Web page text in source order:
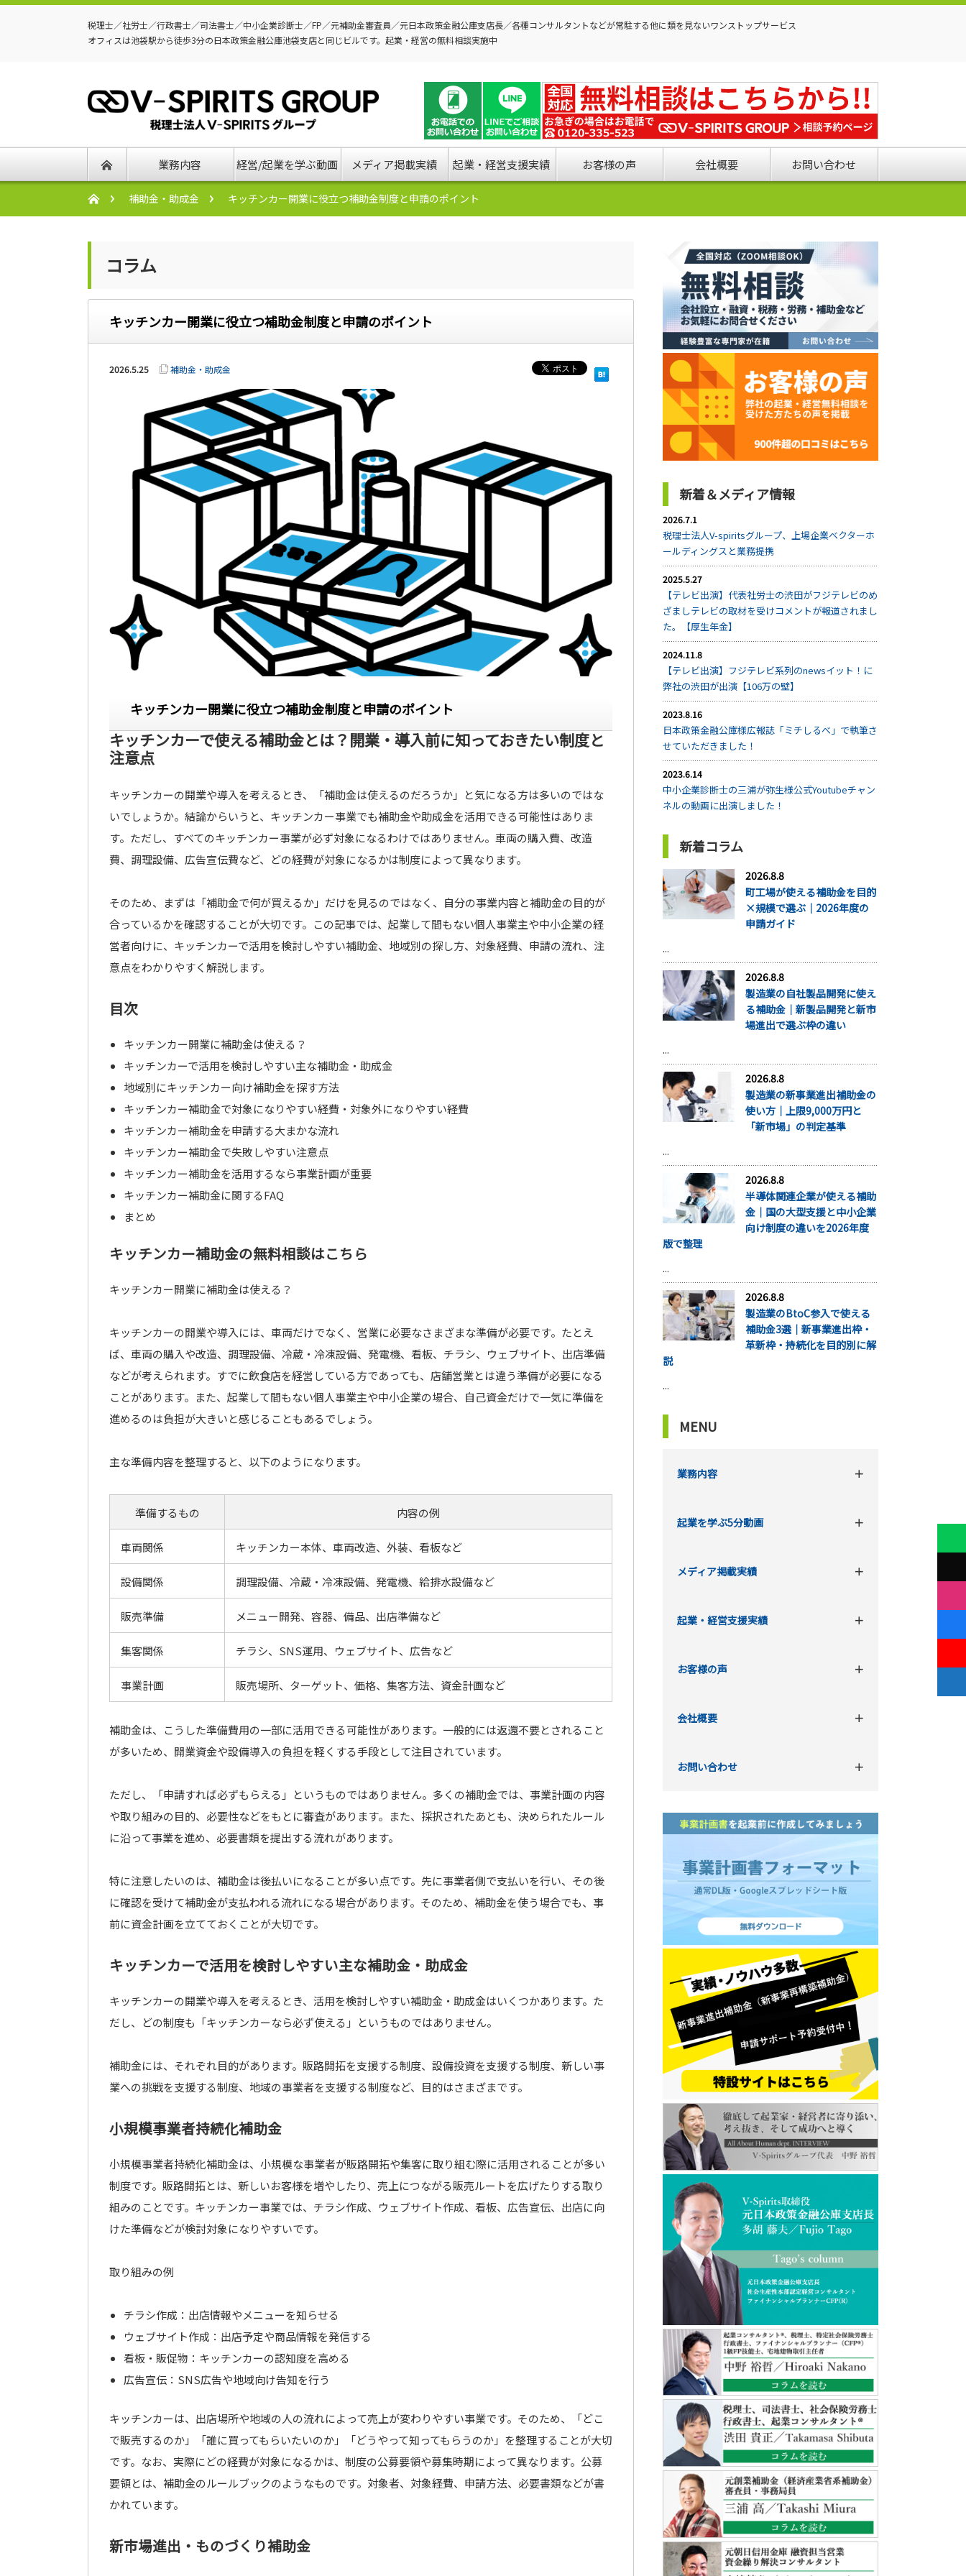
税理士／社労士／行政書士／司法書士／中小企業診断士／FP／元補助金審査員／元日本政策金融公庫支店長／各種コンサルタントなどが常駐する他に類を見ないワンストップサービス
オフィスは池袋駅から徒歩3分の日本政策金融公庫池袋支店と同じビルです。起業・経営の無料相談実施中
業務内容 経営/起業を学ぶ動画 メディア掲載実績 起業・経営支援実績 お客様の声 会社概要 お問い合わせ
補助金・助成金 キッチンカー開業に役立つ補助金制度と申請のポイント
コラム
キッチンカー開業に役立つ補助金制度と申請のポイント
2026.5.25 補助金・助成金
キッチンカー開業に役立つ補助金制度と申請のポイント
キッチンカーで使える補助金とは？開業・導入前に知っておきたい制度と
注意点
キッチンカーの開業や導入を考えるとき、「補助金は使えるのだろうか」と気になる方は多いのではな
いでしょうか。結論からいうと、キッチンカー事業でも補助金や助成金を活用できる可能性はありま
す。ただし、すべてのキッチンカー事業が必ず対象になるわけではありません。車両の購入費、改造
費、調理設備、広告宣伝費など、どの経費が対象になるかは制度によって異なります。
そのため、まずは「補助金で何が買えるか」だけを見るのではなく、自分の事業内容と補助金の目的が
合っているかを確認することが大切です。この記事では、起業して間もない個人事業主や中小企業の経
営者向けに、キッチンカーで活用を検討しやすい補助金、地域別の探し方、対象経費、申請の流れ、注
意点をわかりやすく解説します。
目次
キッチンカー開業に補助金は使える？
キッチンカーで活用を検討しやすい主な補助金・助成金
地域別にキッチンカー向け補助金を探す方法
キッチンカー補助金で対象になりやすい経費・対象外になりやすい経費
キッチンカー補助金を申請する大まかな流れ
キッチンカー補助金で失敗しやすい注意点
キッチンカー補助金を活用するなら事業計画が重要
キッチンカー補助金に関するFAQ
まとめ
キッチンカー補助金の無料相談はこちら
キッチンカー開業に補助金は使える？
キッチンカーの開業や導入には、車両だけでなく、営業に必要なさまざまな準備が必要です。たとえ
ば、車両の購入や改造、調理設備、冷蔵・冷凍設備、発電機、看板、チラシ、ウェブサイト、出店準備
などが考えられます。すでに飲食店を経営している方であっても、店舗営業とは違う準備が必要になる
ことがあります。また、起業して間もない個人事業主や中小企業の場合、自己資金だけで一気に準備を
進めるのは負担が大きいと感じることもあるでしょう。
主な準備内容を整理すると、以下のようになります。
準備するもの 内容の例
車両関係 キッチンカー本体、車両改造、外装、看板など
設備関係 調理設備、冷蔵・冷凍設備、発電機、給排水設備など
販売準備 メニュー開発、容器、備品、出店準備など
集客関係 チラシ、SNS運用、ウェブサイト、広告など
事業計画 販売場所、ターゲット、価格、集客方法、資金計画など
補助金は、こうした準備費用の一部に活用できる可能性があります。一般的には返還不要とされること
が多いため、開業資金や設備導入の負担を軽くする手段として注目されています。
ただし、「申請すれば必ずもらえる」というものではありません。多くの補助金では、事業計画の内容
や取り組みの目的、必要性などをもとに審査があります。また、採択されたあとも、決められたルール
に沿って事業を進め、必要書類を提出する流れがあります。
特に注意したいのは、補助金は後払いになることが多い点です。先に事業者側で支払いを行い、その後
に確認を受けて補助金が支払われる流れになる場合があります。そのため、補助金を使う場合でも、事
前に資金計画を立てておくことが大切です。
キッチンカーで活用を検討しやすい主な補助金・助成金
キッチンカーの開業や導入を考えるとき、活用を検討しやすい補助金・助成金はいくつかあります。た
だし、どの制度も「キッチンカーなら必ず使える」というものではありません。
補助金には、それぞれ目的があります。販路開拓を支援する制度、設備投資を支援する制度、新しい事
業への挑戦を支援する制度、地域の事業者を支援する制度など、目的はさまざまです。
小規模事業者持続化補助金
小規模事業者持続化補助金は、小規模な事業者が販路開拓や集客に取り組む際に活用されることが多い
制度です。販路開拓とは、新しいお客様を増やしたり、売上につながる販売ルートを広げたりする取り
組みのことです。キッチンカー事業では、チラシ作成、ウェブサイト作成、看板、広告宣伝、出店に向
けた準備などが検討対象になりやすいです。
取り組みの例
チラシ作成：出店情報やメニューを知らせる
ウェブサイト作成：出店予定や商品情報を発信する
看板・販促物：キッチンカーの認知度を高める
広告宣伝：SNS広告や地域向け告知を行う
キッチンカーは、出店場所や地域の人の流れによって売上が変わりやすい事業です。そのため、「どこ
で販売するのか」「誰に買ってもらいたいのか」「どうやって知ってもらうのか」を整理することが大切
です。なお、実際にどの経費が対象になるかは、制度の公募要領や募集時期によって異なります。公募
要領とは、補助金のルールブックのようなものです。対象者、対象経費、申請方法、必要書類などが書
かれています。
新市場進出・ものづくり補助金
新着＆メディア情報
2026.7.1
税理士法人V-spiritsグループ、上場企業ベクターホ
ールディングスと業務提携
2025.5.27
【テレビ出演】代表社労士の渋田がフジテレビのめ
ざましテレビの取材を受けコメントが報道されまし
た。【厚生年金】
2024.11.8
【テレビ出演】フジテレビ系列のnewsイット！に
弊社の渋田が出演【106万の壁】
2023.8.16
日本政策金融公庫様広報誌「ミチしるべ」で執筆さ
せていただきました！
2023.6.14
中小企業診断士の三浦が弥生様公式Youtubeチャン
ネルの動画に出演しました！
新着コラム
2026.8.8
町工場が使える補助金を目的
×規模で選ぶ｜2026年度の
申請ガイド
...
2026.8.8
製造業の自社製品開発に使え
る補助金｜新製品開発と新市
場進出で選ぶ枠の違い
...
2026.8.8
製造業の新事業進出補助金の
使い方｜上限9,000万円と
「新市場」の判定基準
...
2026.8.8
半導体関連企業が使える補助
金｜国の大型支援と中小企業
向け制度の違いを2026年度
版で整理
...
2026.8.8
製造業のBtoC参入で使える
補助金3選｜新事業進出枠・
革新枠・持続化を目的別に解
説
...
MENU
業務内容
起業を学ぶ5分動画
メディア掲載実績
起業・経営支援実績
お客様の声
会社概要
お問い合わせ